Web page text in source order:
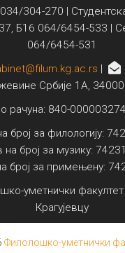
304-270 |
Б16 064/6454-533 |
064/6454-531
|
Србије 1А, 34000
рачуна: 840-
број за филологију:
на број за музику:
број за примењену:
уметнички факултет
Крагујевцу
Филолошко-уметнички